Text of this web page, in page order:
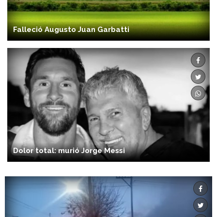
Falleció Augusto Juan Garbatti
Dolor total: murió Jorge Messi